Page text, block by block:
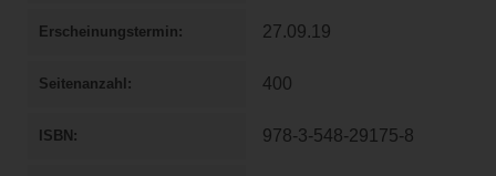
Erscheinungstermin 27.09.19
Seitenanzahl 400
ISBN 978-3-548-29175-8